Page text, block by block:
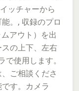
ッチャーから
。, 収録のプロ
アウト）を出
の上下、左右
で使用します。
ご相談くださ
す。カメラ